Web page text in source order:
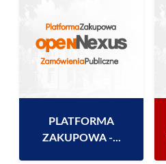
PLATFORMA
ZAKUPOWA -...